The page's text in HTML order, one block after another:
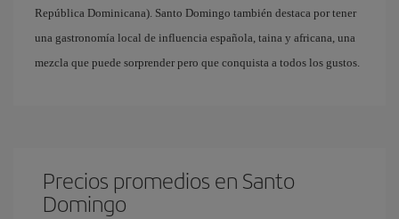
República Dominicana). Santo Domingo también destaca por tener
una gastronomía local de influencia española, taina y africana, una
mezcla que puede sorprender pero que conquista a todos los gustos.
Precios promedios en Santo
Domingo